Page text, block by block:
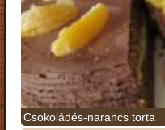
Csokoládés-narancs torta